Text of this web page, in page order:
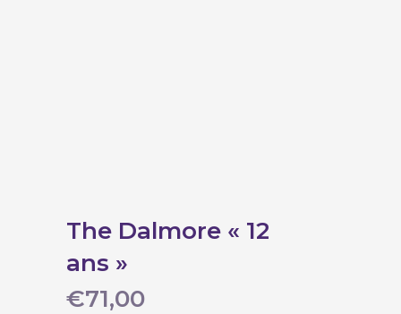
The Dalmore « 12
ans »
€71,00